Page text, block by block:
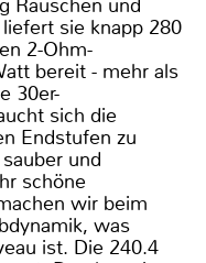
Rauschen und
sie knapp 280
2-Ohm-
bereit - mehr als
30er-
sich die
Endstufen zu
und
schöne
wir beim
was
ist. Die 240.4